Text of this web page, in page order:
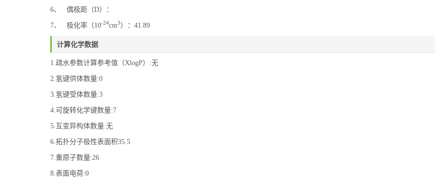
6、 偶极距（D）：
7、 极化率（10-24cm3）：41.89
计算化学数据
1.疏水参数计算参考值（XlogP）:无
2.氢键供体数量:0
3.氢键受体数量:3
4.可旋转化学键数量:7
5.互变异构体数量:无
6.拓扑分子极性表面积35.5
7.重原子数量:26
8.表面电荷:0